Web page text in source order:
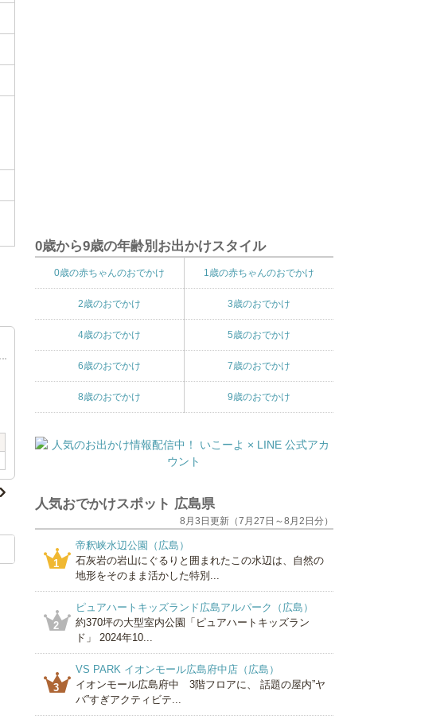
0歳から9歳の年齢別お出かけスタイル
0歳の赤ちゃんのおでかけ 1歳の赤ちゃんのおでかけ
2歳のおでかけ 3歳のおでかけ
4歳のおでかけ 5歳のおでかけ
6歳のおでかけ 7歳のおでかけ
8歳のおでかけ 9歳のおでかけ
人気おでかけスポット 広島県
8月3日更新（7月27日～8月2日分）
1
帝釈峡水辺公園（広島）
石灰岩の岩山にぐるりと囲まれたこの水辺は、自然の
地形をそのまま活かした特別...
2
ピュアハートキッズランド広島アルパーク（広島）
約370坪の大型室内公園「ピュアハートキッズラン
ド」 2024年10...
3
VS PARK イオンモール広島府中店（広島）
イオンモール広島府中 3階フロアに、 話題の屋内”ヤ
バ”すぎアクティビテ...